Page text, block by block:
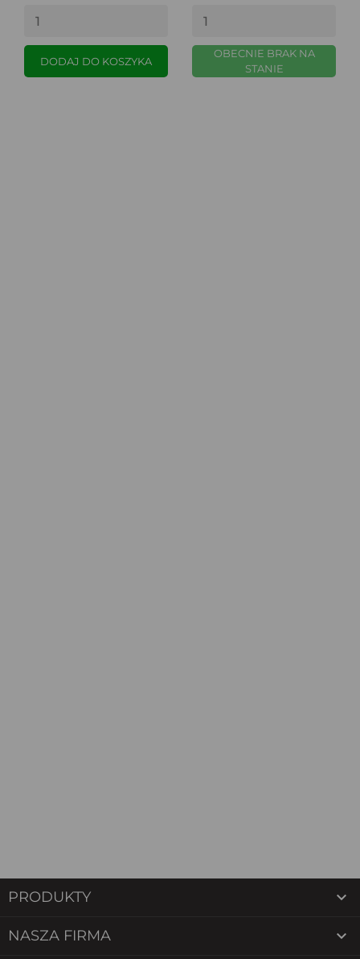
DODAJ DO KOSZYKA
OBECNIE BRAK NA
STANIE
PRODUKTY 
NASZA FIRMA 